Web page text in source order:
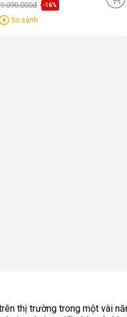
9.090.000đ -16%
So sánh
thị trường trong một vài